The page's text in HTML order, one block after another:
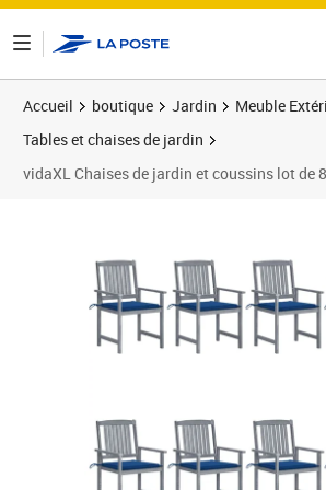
Accueil boutique Jardin
Meuble
Tables et chaises de jardin
vidaXL Chaises de jardin et coussins lot de